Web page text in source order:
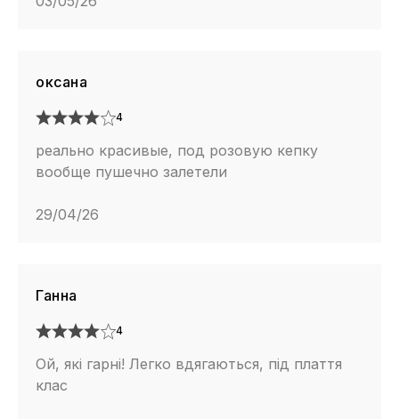
оксана
4
реально красивые, под розовую кепку
вообще пушечно залетели
29/04/26
Ганна
4
Ой, які гарні! Легко вдягаються, під плаття
клас